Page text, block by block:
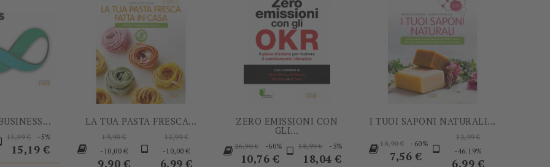
Prezzo
base
15,99 € -5%
15,19 €
LA TUA PASTA FRESCA...
Prezzo
base
19,90 €
-10,00 €
Prezzo
9,90 €
Prezzo
base
12,99 €
-10,00 €
Prezzo
6,99 €
ZERO EMISSIONI CON
GLI...
Prezzo
base
26,90 € -60%
Prezzo
10,76 €
Prezzo
base
18,99 € -5%
Prezzo
18,04 €
I TUOI SAPONI NATURALI...
Prezzo
base
18,90 € -60%
Prezzo
7,56 €
Prezzo
base
12,99 €
-46.19%
6,99 €